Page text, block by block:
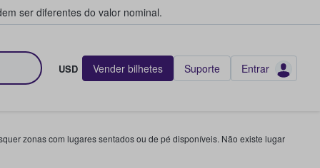
ser diferentes do valor nominal.
USD Vender bilhetes Suporte Entrar
zonas com lugares sentados ou de pé disponíveis. Não existe lugar